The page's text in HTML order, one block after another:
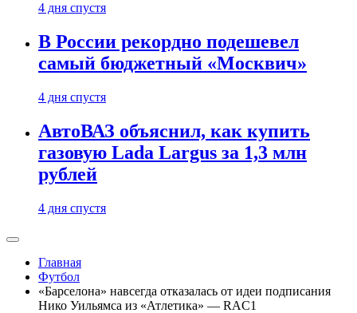
4 дня спустя
В России рекордно подешевел
самый бюджетный «Москвич»
4 дня спустя
АвтоВАЗ объяснил, как купить
газовую Lada Largus за 1,3 млн
рублей
4 дня спустя
Главная
Футбол
«Барселона» навсегда отказалась от идеи подписания
Нико Уильямса из «Атлетика» — RAC1